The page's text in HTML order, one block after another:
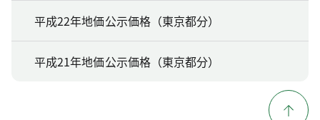
平成22年地価公示価格（東京都分）
平成21年地価公示価格（東京都分）